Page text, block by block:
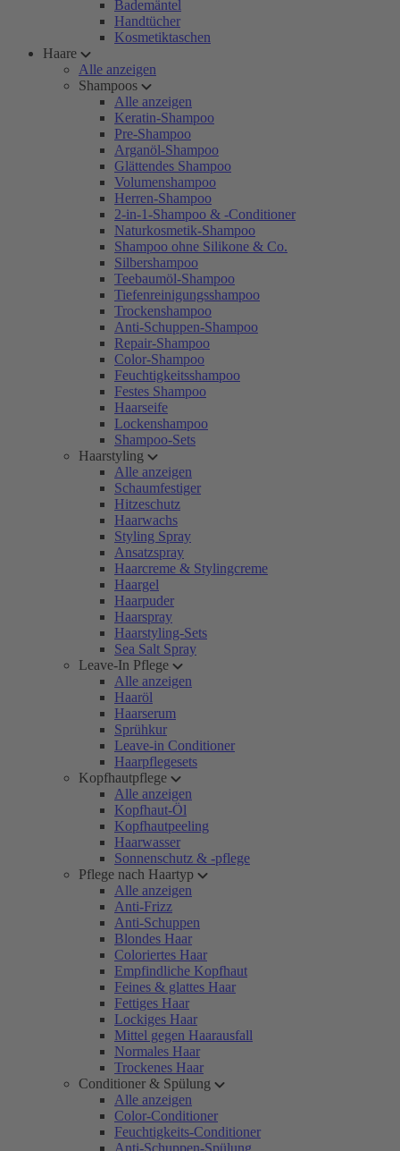
Bademäntel
Handtücher
Kosmetiktaschen
Haare
Alle anzeigen
Shampoos
Alle anzeigen
Keratin-Shampoo
Pre-Shampoo
Arganöl-Shampoo
Glättendes Shampoo
Volumenshampoo
Herren-Shampoo
2-in-1-Shampoo & -Conditioner
Naturkosmetik-Shampoo
Shampoo ohne Silikone & Co.
Silbershampoo
Teebaumöl-Shampoo
Tiefenreinigungsshampoo
Trockenshampoo
Anti-Schuppen-Shampoo
Repair-Shampoo
Color-Shampoo
Feuchtigkeitsshampoo
Festes Shampoo
Haarseife
Lockenshampoo
Shampoo-Sets
Haarstyling
Alle anzeigen
Schaumfestiger
Hitzeschutz
Haarwachs
Styling Spray
Ansatzspray
Haarcreme & Stylingcreme
Haargel
Haarpuder
Haarspray
Haarstyling-Sets
Sea Salt Spray
Leave-In Pflege
Alle anzeigen
Haaröl
Haarserum
Sprühkur
Leave-in Conditioner
Haarpflegesets
Kopfhautpflege
Alle anzeigen
Kopfhaut-Öl
Kopfhautpeeling
Haarwasser
Sonnenschutz & -pflege
Pflege nach Haartyp
Alle anzeigen
Anti-Frizz
Anti-Schuppen
Blondes Haar
Coloriertes Haar
Empfindliche Kopfhaut
Feines & glattes Haar
Fettiges Haar
Lockiges Haar
Mittel gegen Haarausfall
Normales Haar
Trockenes Haar
Conditioner & Spülung
Alle anzeigen
Color-Conditioner
Feuchtigkeits-Conditioner
Anti-Schuppen-Spülung